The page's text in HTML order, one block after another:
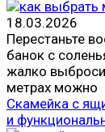
18.03.2026
Перестаньте
банок с
жалко
метрах можно
Скамейка с
и